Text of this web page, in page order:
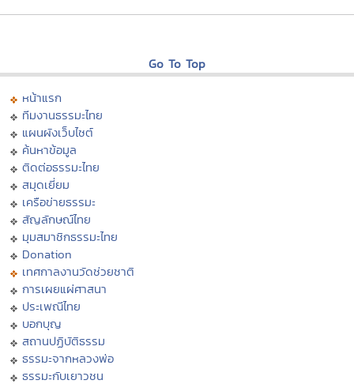
Go To Top
หน้าแรก
ทีมงานธรรมะไทย
แผนผังเว็บไซต์
ค้นหาข้อมูล
ติดต่อธรรมะไทย
สมุดเยี่ยม
เครือข่ายธรรมะ
สัญลักษณ์ไทย
มุมสมาชิกธรรมะไทย
Donation
เทศกาลงานวัดช่วยชาติ
การเผยแผ่ศาสนา
ประเพณีไทย
บอกบุญ
สถานปฏิบัติธรรม
ธรรมะจากหลวงพ่อ
ธรรมะกับเยาวชน